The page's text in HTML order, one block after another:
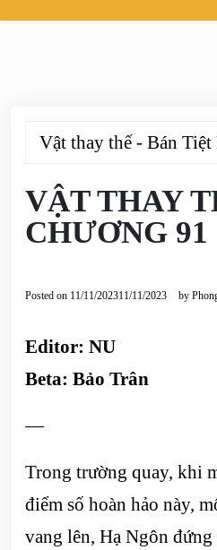
Vật thay thế - Bán Tiệt
VẬT THAY
CHƯƠNG 91
Posted on 11/11/202311/11/2023 by
Editor: NU
Beta: Bảo Trân
—
Trong trường quay, khi
điểm số hoàn hảo này,
vang lên, Hạ Ngôn